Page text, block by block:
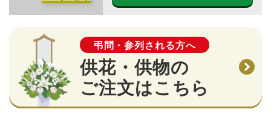
弔問・参列される方へ
供花・供物の
ご注文はこちら